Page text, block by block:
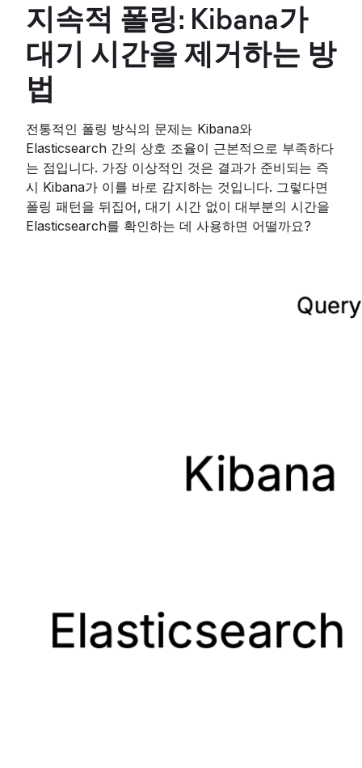
지속적 폴링: Kibana가
대기 시간을 제거하는 방
법
전통적인 폴링 방식의 문제는 Kibana와
Elasticsearch 간의 상호 조율이 근본적으로 부족하다
는 점입니다. 가장 이상적인 것은 결과가 준비되는 즉
시 Kibana가 이를 바로 감지하는 것입니다. 그렇다면
폴링 패턴을 뒤집어, 대기 시간 없이 대부분의 시간을
Elasticsearch를 확인하는 데 사용하면 어떨까요?